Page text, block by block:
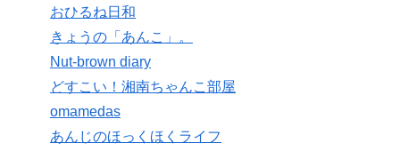
おひるね日和
きょうの「あんこ」。
Nut-brown diary
どすこい！湘南ちゃんこ部屋
omamedas
あんじのほっくほくライフ